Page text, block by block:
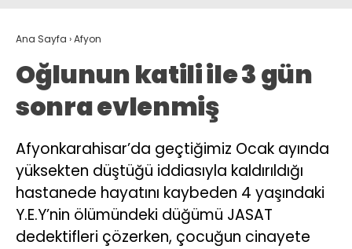
Ana Sayfa ›Afyon
Oğlunun katili ile 3 gün
sonra evlenmiş
Afyonkarahisar’da geçtiğimiz Ocak ayında
yüksekten düştüğü iddiasıyla kaldırıldığı
hastanede hayatını kaybeden 4 yaşındaki
Y.E.Y’nin ölümündeki düğümü JASAT
dedektifleri çözerken, çocuğun cinayete